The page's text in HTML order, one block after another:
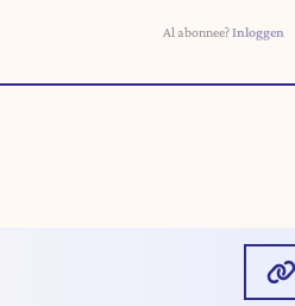
Al abonnee?Inloggen